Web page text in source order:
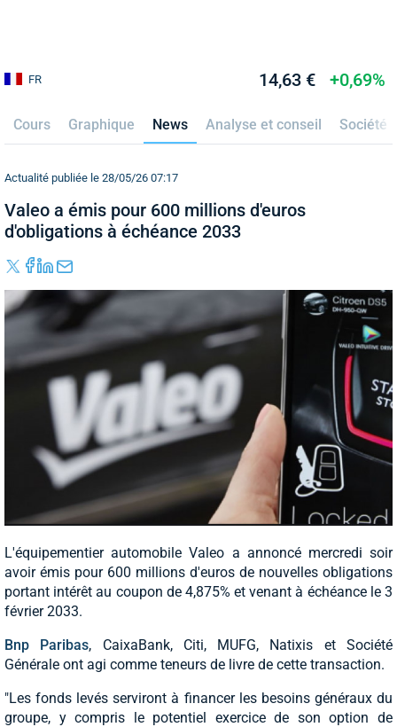
FR 14,63 € +0,69%
Cours Graphique News Analyse et conseil Société
Actualité publiée le 28/05/26 07:17
Valeo a émis pour 600 millions d'euros
d'obligations à échéance 2033
L'équipementier automobile Valeo a annoncé mercredi soir
avoir émis pour 600 millions d'euros de nouvelles obligations
portant intérêt au coupon de 4,875% et venant à échéance le 3
février 2033.
Bnp Paribas, CaixaBank, Citi, MUFG, Natixis et Société
Générale ont agi comme teneurs de livre de cette transaction.
"Les fonds levés serviront à financer les besoins généraux du
groupe, y compris le potentiel exercice de son option de